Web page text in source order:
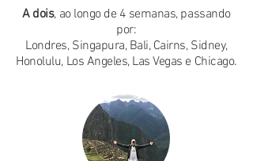
A dois, ao longo de 4 semanas, passando
por:
Londres, Singapura, Bali, Cairns, Sidney,
Honolulu, Los Angeles, Las Vegas e Chicago.